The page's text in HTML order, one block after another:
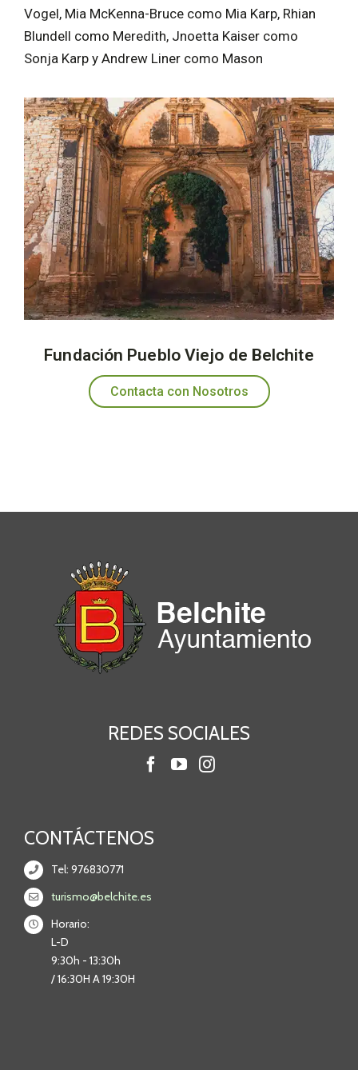
Vogel, Mia McKenna-Bruce como Mia Karp, Rhian
Blundell como Meredith, Jnoetta Kaiser como
Sonja Karp y Andrew Liner como Mason
Fundación Pueblo Viejo de Belchite
Contacta con Nosotros
REDES SOCIALES
CONTÁCTENOS
Tel: 976830771
turismo@belchite.es
Horario:
L-D
9:30h - 13:30h
/ 16:30H A 19:30H